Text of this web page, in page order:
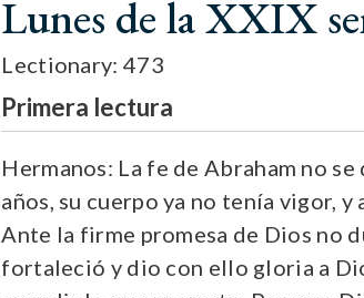
Lunes de la XXIX
Lectionary: 473
Primera lectura
Hermanos: La fe de Abraham no
años, su cuerpo ya no tenía vigor, y
Ante la firme promesa de Dios no
fortaleció y dio con ello gloria a